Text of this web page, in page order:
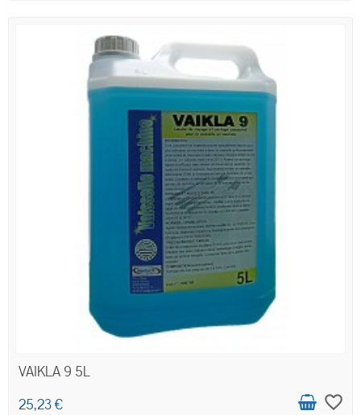
VAIKLA 9 5L
25,23 €
favorite_border